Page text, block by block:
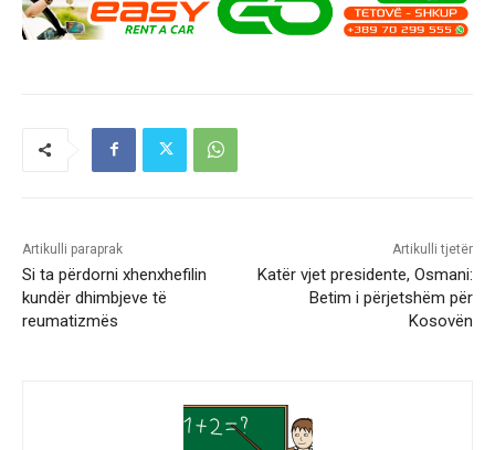
Artikulli paraprak
Si ta përdorni xhenxhefilin
kundër dhimbjeve të
reumatizmës
Artikulli tjetër
Katër vjet presidente, Osmani:
Betim i përjetshëm për
Kosovën